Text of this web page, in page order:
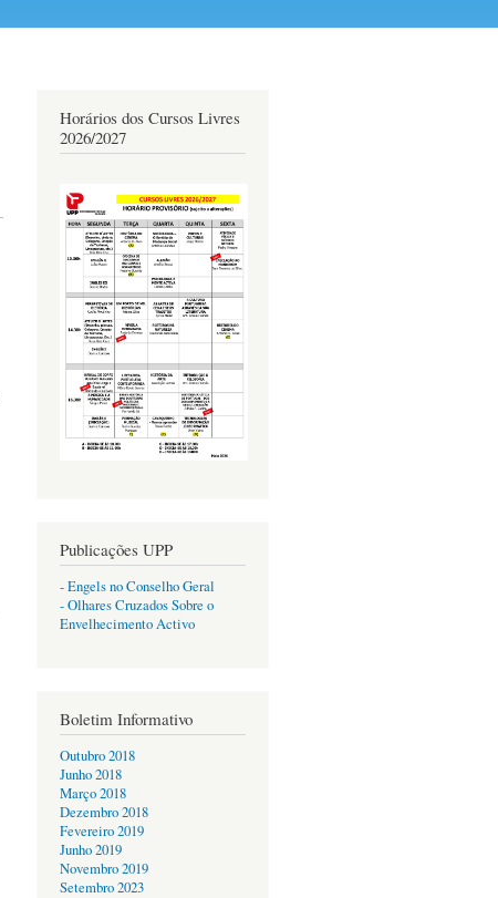
Horários dos Cursos Livres
2026/2027
Publicações UPP
- Engels no Conselho Geral
- Olhares Cruzados Sobre o
Envelhecimento Activo
Boletim Informativo
Outubro 2018
Junho 2018
Março 2018
Dezembro 2018
Fevereiro 2019
Junho 2019
Novembro 2019
Setembro 2023